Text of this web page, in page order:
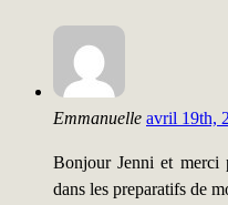
Emmanuelle avril 19th,
Bonjour Jenni et merci
dans les preparatifs de